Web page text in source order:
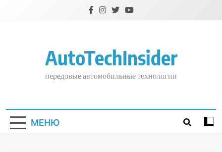
AutoTechInsider
передовые автомобильные технологии
МЕНЮ